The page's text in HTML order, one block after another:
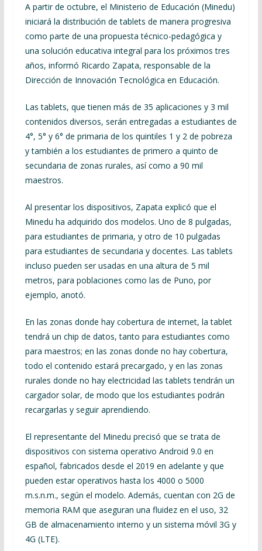
A partir de octubre, el Ministerio de Educación (Minedu)
iniciará la distribución de tablets de manera progresiva
como parte de una propuesta técnico-pedagógica y
una solución educativa integral para los próximos tres
años, informó Ricardo Zapata, responsable de la
Dirección de Innovación Tecnológica en Educación.
Las tablets, que tienen más de 35 aplicaciones y 3 mil
contenidos diversos, serán entregadas a estudiantes de
4°, 5° y 6° de primaria de los quintiles 1 y 2 de pobreza
y también a los estudiantes de primero a quinto de
secundaria de zonas rurales, así como a 90 mil
maestros.
Al presentar los dispositivos, Zapata explicó que el
Minedu ha adquirido dos modelos. Uno de 8 pulgadas,
para estudiantes de primaria, y otro de 10 pulgadas
para estudiantes de secundaria y docentes. Las tablets
incluso pueden ser usadas en una altura de 5 mil
metros, para poblaciones como las de Puno, por
ejemplo, anotó.
En las zonas donde hay cobertura de internet, la tablet
tendrá un chip de datos, tanto para estudiantes como
para maestros; en las zonas donde no hay cobertura,
todo el contenido estará precargado, y en las zonas
rurales donde no hay electricidad las tablets tendrán un
cargador solar, de modo que los estudiantes podrán
recargarlas y seguir aprendiendo.
El representante del Minedu precisó que se trata de
dispositivos con sistema operativo Android 9.0 en
español, fabricados desde el 2019 en adelante y que
pueden estar operativos hasta los 4000 o 5000
m.s.n.m., según el modelo. Además, cuentan con 2G de
memoria RAM que aseguran una fluidez en el uso, 32
GB de almacenamiento interno y un sistema móvil 3G y
4G (LTE).